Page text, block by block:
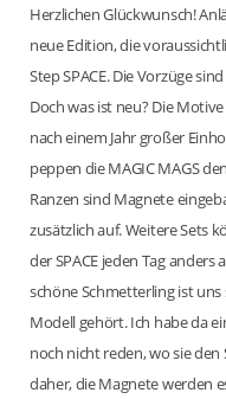
Herzlichen Glückwunsch!
neue Edition, die
Step SPACE. Die Vorzüge
Doch was ist neu? Die
nach einem Jahr großer
peppen die MAGIC MAGS
Ranzen sind Magnete
zusätzlich auf. Weitere Sets
der SPACE jeden Tag anders
schöne Schmetterling ist
Modell gehört. Ich habe da
noch nicht reden, wo sie
daher, die Magnete werden